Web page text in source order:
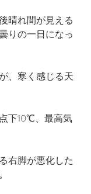
晴れ間が見える
りの一日になっ
、寒く感じる天
下10℃、最高気
右脚が悪化した